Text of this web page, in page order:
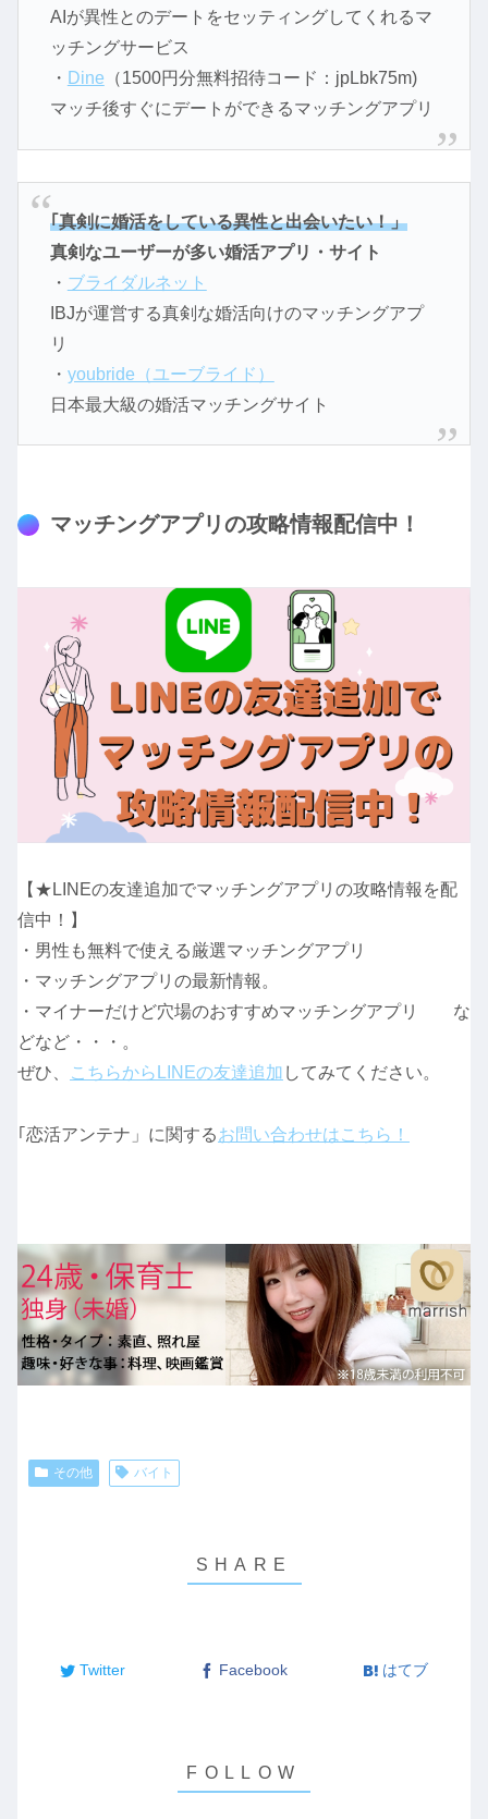
AIが異性とのデートをセッティングしてくれるマ
ッチングサービス
・ Dine （1500円分無料招待コード：jpLbk75m)
マッチ後すぐにデートができるマッチングアプリ
｢真剣に婚活をしている異性と出会いたい！」
真剣なユーザーが多い婚活アプリ・サイト
・ ブライダルネット
IBJが運営する真剣な婚活向けのマッチングアプ
リ
・ youbride（ユーブライド）
日本最大級の婚活マッチングサイト
マッチングアプリの攻略情報配信中！
【★LINEの友達追加でマッチングアプリの攻略情報を配
信中！】
・男性も無料で使える厳選マッチングアプリ
・マッチングアプリの最新情報。
・マイナーだけど穴場のおすすめマッチングアプリ な
どなど・・・。
ぜひ、
こちらからLINEの友達追加 してみてください。
｢恋活アンテナ」に関するお問い合わせはこちら！
その他 バイト
Twitter Facebook はてブ